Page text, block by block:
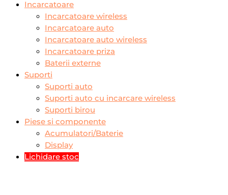
Incarcatoare
Incarcatoare wireless
Incarcatoare auto
Incarcatoare auto wireless
Incarcatoare priza
Baterii externe
Suporti
Suporti auto
Suporti auto cu incarcare wireless
Suporti birou
Piese si componente
Acumulatori/Baterie
Display
Lichidare stoc